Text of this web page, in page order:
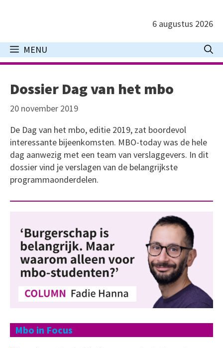
inhoud
6 augustus 2026
MENU
Dossier Dag van het mbo
20 november 2019
De Dag van het mbo, editie 2019, zat boordevol
interessante bijeenkomsten. MBO-today was de hele
dag aanwezig met een team van verslaggevers. In dit
dossier vind je verslagen van de belangrijkste
programmaonderdelen.
Mbo in Focus